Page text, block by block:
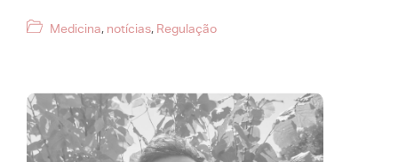
Categorias
Medicina, notícias, Regulação